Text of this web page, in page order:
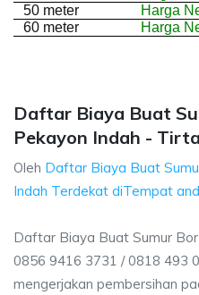
50 meter
Harga
60 meter
Harga
Daftar Biaya Buat
Pekayon Indah -
Oleh Daftar Biaya Buat
Indah Terdekat diTempat
Daftar Biaya Buat Sumur
0856 9416 3731 / 0818 493
mengerjakan pembersihan